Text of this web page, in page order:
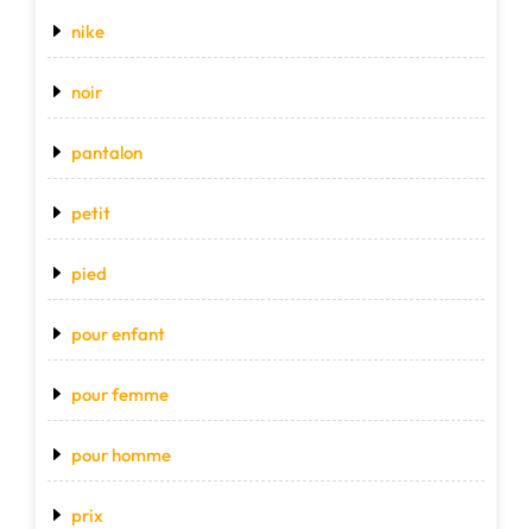
nike
noir
pantalon
petit
pied
pour enfant
pour femme
pour homme
prix